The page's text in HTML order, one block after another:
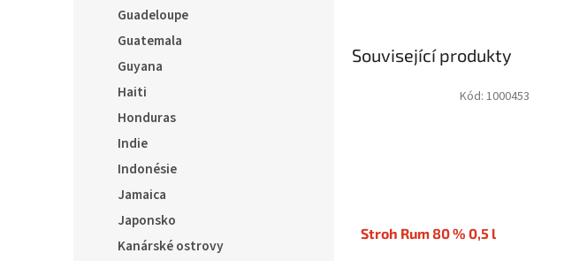
Guadeloupe
Guatemala
Guyana
Haiti
Honduras
Indie
Indonésie
Jamaica
Japonsko
Kanárské ostrovy
Související produkty
Stroh Rum 80 % 0,5 l
Kód: 1000453